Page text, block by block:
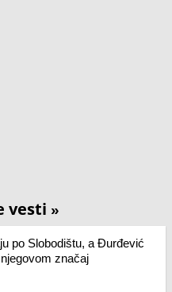
vesti »
po Slobodištu, a Đurđević
značaj